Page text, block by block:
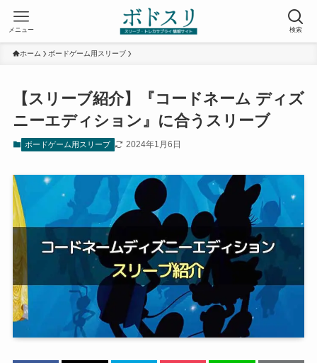
検索
メニュー
ホーム ボードゲーム用スリーブ
【スリーブ紹介】『コードネーム ディズ
ニーエディション』に合うスリーブ
ボードゲーム用スリーブ 2024年1月6日